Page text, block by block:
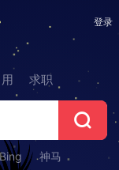
登录
求职
神马